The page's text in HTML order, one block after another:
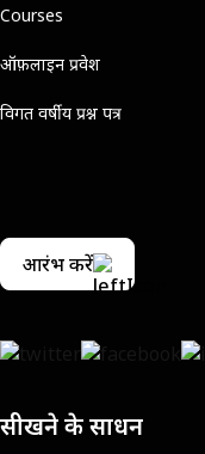
Courses
ऑफ़लाइन प्रवेश
विगत वर्षीय प्रश्न पत्र
आरंभ करें
सीखने के साधन